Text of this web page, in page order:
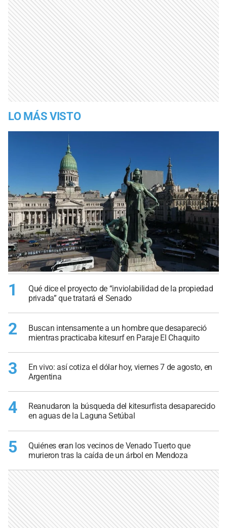
LO MÁS VISTO
1
Qué dice el proyecto de “inviolabilidad de la propiedad
privada” que tratará el Senado
2
Buscan intensamente a un hombre que desapareció
mientras practicaba kitesurf en Paraje El Chaquito
3
En vivo: así cotiza el dólar hoy, viernes 7 de agosto, en
Argentina
4
Reanudaron la búsqueda del kitesurfista desaparecido
en aguas de la Laguna Setúbal
5
Quiénes eran los vecinos de Venado Tuerto que
murieron tras la caída de un árbol en Mendoza